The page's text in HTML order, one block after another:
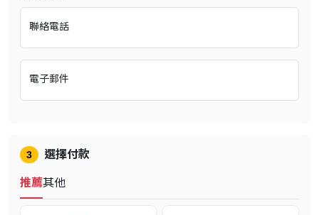
聯絡電話
電子郵件
3 選擇付款
推薦其他